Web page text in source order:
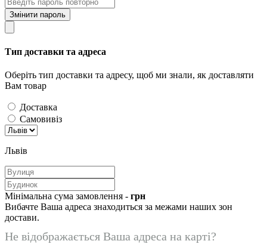
Змінити пароль
Тип доставки та адреса
Оберіть тип доставки та адресу, щоб ми знали, як доставляти
Вам товар
Доставка
Самовивіз
Львів
Мінімальна сума замовлення - грн
Вибачте Ваша адреса знаходиться за межами наших зон
достави.
Не відображається Ваша адреса на карті?